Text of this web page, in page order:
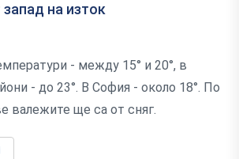
на изток
- между 15° и 20°, в
- до 23°. В София - около 18°. По
валежите ще са от сняг.